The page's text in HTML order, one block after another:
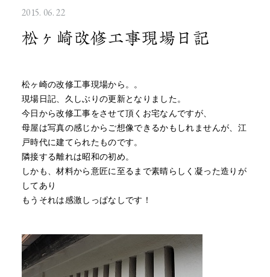
2015. 06. 22
松ヶ崎改修工事現場日記
松ヶ崎の改修工事現場から。。
現場日記、久しぶりの更新となりました。
今日から改修工事をさせて頂くお宅なんですが、
母屋は写真の感じからご想像できるかもしれませんが、江
戸時代に建てられたものです。
隣接する離れは昭和の初め。
しかも、材料から意匠に至るまで素晴らしく凝った造りが
してあり
もうそれは感激しっぱなしです！